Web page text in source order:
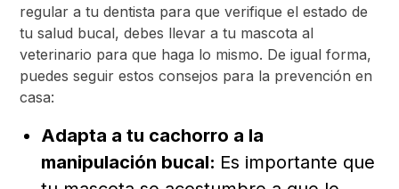
regular a tu dentista para que verifique el estado de
tu salud bucal, debes llevar a tu mascota al
veterinario para que haga lo mismo. De igual forma,
puedes seguir estos consejos para la prevención en
casa:
Adapta a tu cachorro a la
manipulación bucal: Es importante que